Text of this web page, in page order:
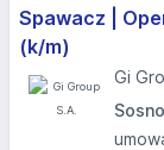
Spawacz |
(k/m)
Gi